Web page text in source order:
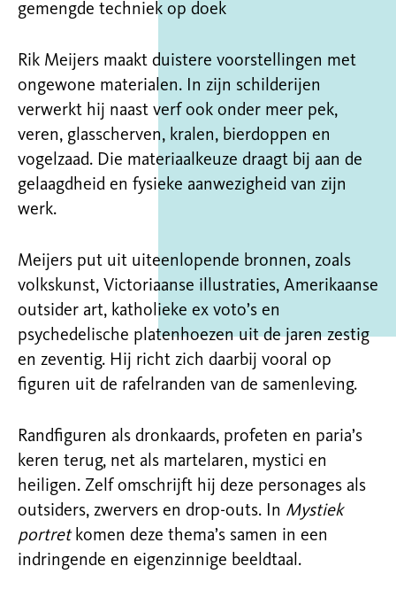
gemengde techniek op doek
Rik Meijers maakt duistere voorstellingen met
ongewone materialen. In zijn schilderijen
verwerkt hij naast verf ook onder meer pek,
veren, glasscherven, kralen, bierdoppen en
vogelzaad. Die materiaalkeuze draagt bij aan de
gelaagdheid en fysieke aanwezigheid van zijn
werk.
Meijers put uit uiteenlopende bronnen, zoals
volkskunst, Victoriaanse illustraties, Amerikaanse
outsider art, katholieke ex voto’s en
psychedelische platenhoezen uit de jaren zestig
en zeventig. Hij richt zich daarbij vooral op
figuren uit de rafelranden van de samenleving.
Randfiguren als dronkaards, profeten en paria’s
keren terug, net als martelaren, mystici en
heiligen. Zelf omschrijft hij deze personages als
outsiders, zwervers en drop-outs. In Mystiek
portretkomen deze thema’s samen in een
indringende en eigenzinnige beeldtaal.